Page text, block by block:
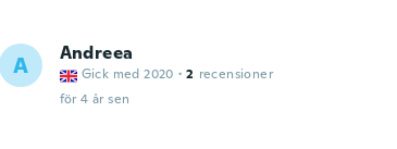
A Andreea
Gick med 2020 · 2 recensioner
för 4 år sen